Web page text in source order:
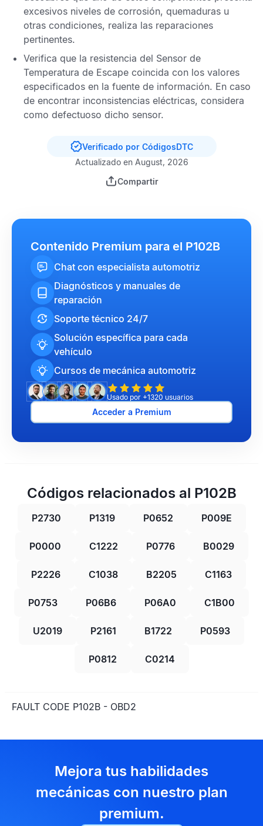
excesivos niveles de corrosión, quemaduras u
otras condiciones, realiza las reparaciones
pertinentes.
Verifica que la resistencia del Sensor de
Temperatura de Escape coincida con los valores
especificados en la fuente de información. En caso
de encontrar inconsistencias eléctricas, considera
como defectuoso dicho sensor.
Verificado por CódigosDTC
Actualizado en August, 2026
Compartir
Contenido Premium para el P102B
Chat con especialista automotriz
Diagnósticos y manuales de
reparación
Soporte técnico 24/7
Solución específica para cada
vehículo
Cursos de mecánica automotriz
Usado por +1320 usuarios
Acceder a Premium
Códigos relacionados al P102B
P2730 P1319 P0652 P009E
P0000 C1222 P0776 B0029
P2226 C1038 B2205 C1163
P0753 P06B6 P06A0 C1B00
U2019 P2161 B1722 P0593
P0812 C0214
FAULT CODE P102B - OBD2
Mejora tus habilidades
mecánicas con nuestro plan
premium.